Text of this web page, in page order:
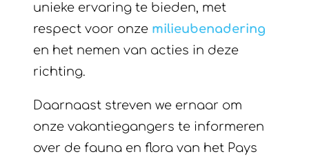
unieke ervaring te bieden, met
respect voor onze milieubenadering
en het nemen van acties in deze
richting.
Daarnaast streven we ernaar om
onze vakantiegangers te informeren
over de fauna en flora van het Pays